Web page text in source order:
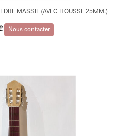
MASSIF (AVEC HOUSSE 25MM.)
Nous contacter